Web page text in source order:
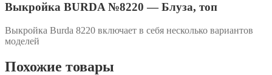
Выкройка BURDA №8220 — Блуза, топ
Выкройка Burda 8220 включает в себя несколько вариантов
моделей
Похожие товары